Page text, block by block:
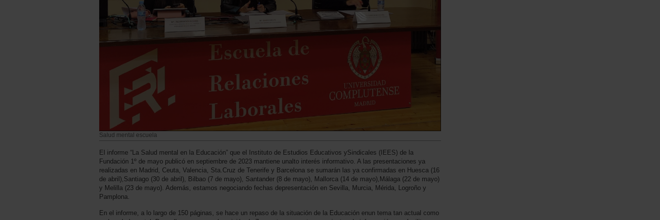
Salud mental escuela
El informe “La Salud mental en la Educación” que el Instituto de Estudios Educativos ySindicales (IEES) de la
Fundación 1º de mayo publicó en septiembre de 2023 mantiene unalto interés informativo. A las presentaciones ya
realizadas en Madrid, Ceuta, Valencia, Sta.Cruz de Tenerife y Barcelona se sumarán las ya confirmadas en Huesca (16
de abril),Santiago (30 de abril), Bilbao (7 de mayo), Santander (8 de mayo), Mallorca (14 de mayo),Málaga (22 de mayo)
y Melilla (23 de mayo). Además, estamos negociando fechas depresentación en Sevilla, Murcia, Mérida, Logroño y
Pamplona.
En el informe, a lo largo de 150 páginas, se hace un repaso de la situación de la Educación enun tema tan actual como